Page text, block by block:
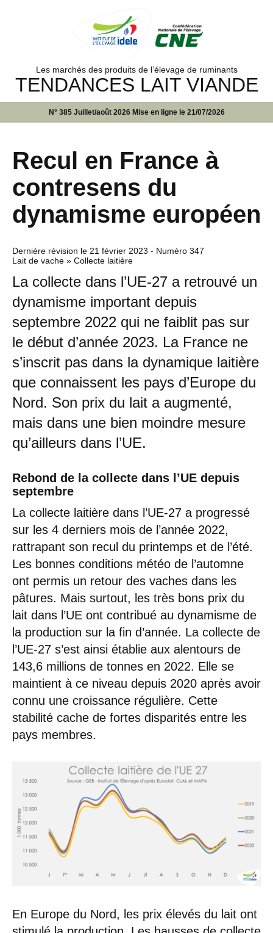
Les marchés des produits de l’élevage de ruminants
TENDANCES LAIT VIANDE
N° 385 Juillet/août 2026 Mise en ligne le 21/07/2026
Recul en France à
contresens du
dynamisme européen
Dernière révision le 21 février 2023 - Numéro 347
Lait de vache » Collecte laitière
La collecte dans l’UE-27 a retrouvé un
dynamisme important depuis
septembre 2022 qui ne faiblit pas sur
le début d’année 2023. La France ne
s’inscrit pas dans la dynamique laitière
que connaissent les pays d’Europe du
Nord. Son prix du lait a augmenté,
mais dans une bien moindre mesure
qu’ailleurs dans l’UE.
Rebond de la collecte dans l’UE depuis
septembre
La collecte laitière dans l’UE-27 a progressé
sur les 4 derniers mois de l’année 2022,
rattrapant son recul du printemps et de l’été.
Les bonnes conditions météo de l’automne
ont permis un retour des vaches dans les
pâtures. Mais surtout, les très bons prix du
lait dans l’UE ont contribué au dynamisme de
la production sur la fin d’année. La collecte de
l’UE-27 s’est ainsi établie aux alentours de
143,6 millions de tonnes en 2022. Elle se
maintient à ce niveau depuis 2020 après avoir
connu une croissance régulière. Cette
stabilité cache de fortes disparités entre les
pays membres.
En Europe du Nord, les prix élevés du lait ont